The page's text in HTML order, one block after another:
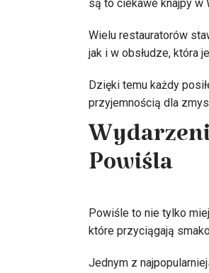
są to ciekawe knajpy w
Wielu restauratorów
jak i w obsłudze, która
Dzięki temu każdy
przyjemnością dla
Powiśla
Powiśle to nie tylko
które przyciągają
Jednym z